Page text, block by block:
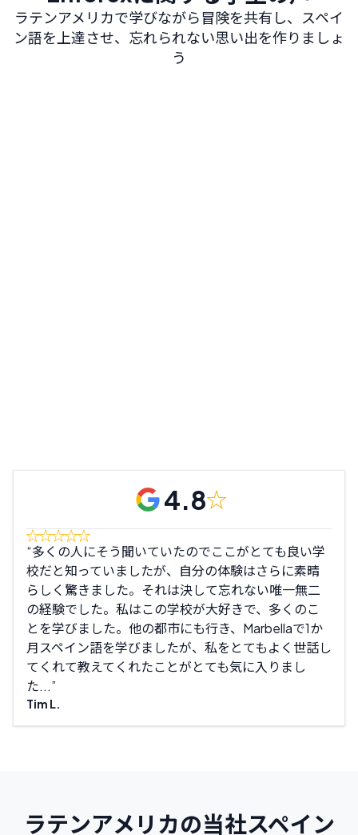
ラテンアメリカで学びながら冒険を共有し、スペイ
ン語を上達させ、忘れられない思い出を作りましょ
う
4.8
多くの人にそう聞いていたのでここがとても良い学
校だと知っていましたが、自分の体験はさらに素晴
らしく驚きました。それは決して忘れない唯一無二
の経験でした。私はこの学校が大好きで、多くのこ
とを学びました。他の都市にも行き、Marbellaで1か
月スペイン語を学びましたが、私をとてもよく世話し
てくれて教えてくれたことがとても気に入りまし
た...
Tim L.
ラテンアメリカの当社スペイン